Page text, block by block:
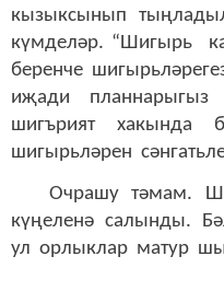
кызыксынып
күмделәр. “Шигырь
беренче
иҗади планнарыгыз
шигърият хакында
шигырьләрен
Очрашу тәмам.
күңеленә салынды.
ул орлыклар матур